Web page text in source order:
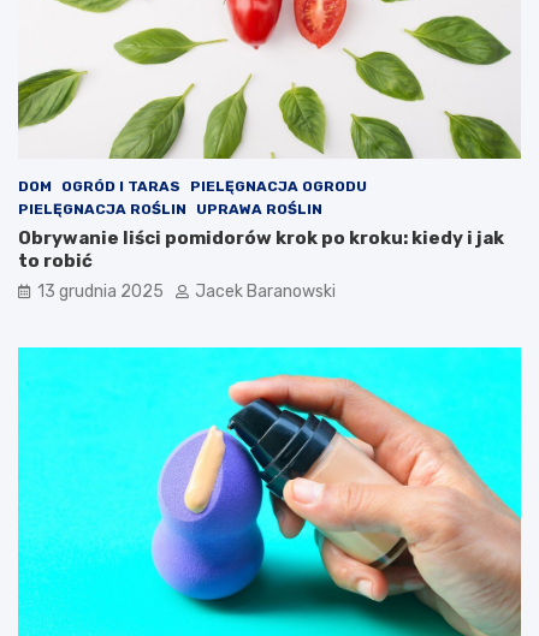
DOM OGRÓD I TARAS
PIELĘGNACJA OGRODU
PIELĘGNACJA ROŚLIN
UPRAWA ROŚLIN
Obrywanie liści pomidorów krok po kroku: kiedy i jak
to robić
13 grudnia 2025 Jacek Baranowski